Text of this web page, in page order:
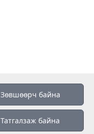
Зөвшөөрч байна
Татгалзаж байна